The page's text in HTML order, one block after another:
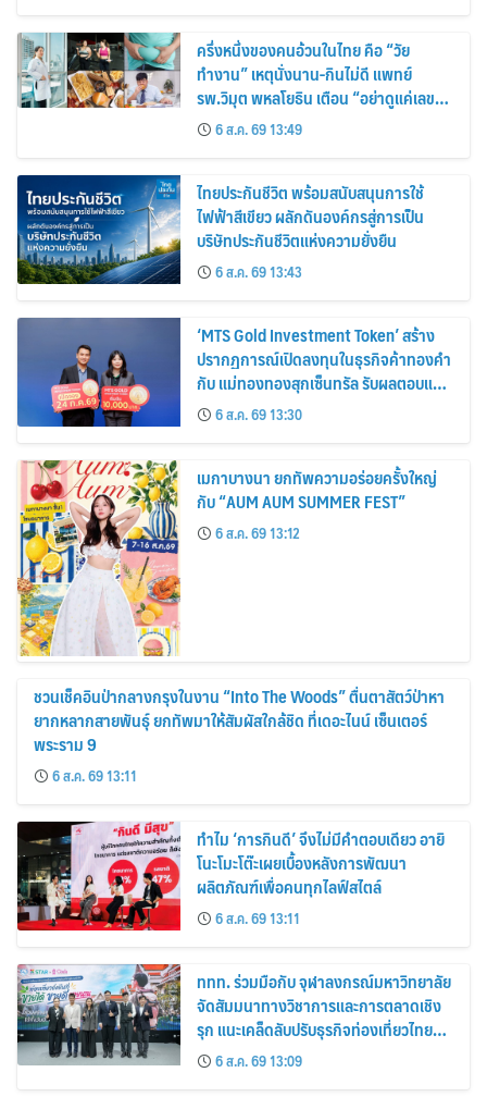
ครึ่งหนึ่งของคนอ้วนในไทย คือ “วัย
ทำงาน” เหตุนั่งนาน-กินไม่ดี แพทย์
รพ.วิมุต พหลโยธิน เตือน “อย่าดูแค่เลขบน
ตาชั่ง” แนะปรับพฤติกรรมระยะยาว
6 ส.ค. 69 13:49
ไทยประกันชีวิต พร้อมสนับสนุนการใช้
ไฟฟ้าสีเขียว ผลักดันองค์กรสู่การเป็น
บริษัทประกันชีวิตแห่งความยั่งยืน
6 ส.ค. 69 13:43
‘MTS Gold Investment Token’ สร้าง
ปรากฏการณ์เปิดลงทุนในธุรกิจค้าทองคำ
กับ แม่ทองทองสุกเซ็นทรัล รับผลตอบแทน
คงที่ 3% ต่อปี
6 ส.ค. 69 13:30
เมกาบางนา ยกทัพความอร่อยครั้งใหญ่
กับ “AUM AUM SUMMER FEST”
6 ส.ค. 69 13:12
ชวนเช็คอินป่ากลางกรุงในงาน “Into The Woods” ตื่นตาสัตว์ป่าหา
ยากหลากสายพันธุ์ ยกทัพมาให้สัมผัสใกล้ชิด ที่เดอะไนน์ เซ็นเตอร์
พระราม 9
6 ส.ค. 69 13:11
ทำไม ‘การกินดี’ จึงไม่มีคำตอบเดียว อายิ
โนะโมะโต๊ะเผยเบื้องหลังการพัฒนา
ผลิตภัณฑ์เพื่อคนทุกไลฟ์สไตล์
6 ส.ค. 69 13:11
ททท. ร่วมมือกับ จุฬาลงกรณ์มหาวิทยาลัย
จัดสัมมนาทางวิชาการและการตลาดเชิง
รุก แนะเคล็ดลับปรับธุรกิจท่องเที่ยวไทย
“ขายได้ ขายดี ขายนาน”
6 ส.ค. 69 13:09